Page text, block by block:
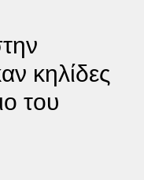
κηλίδες
του